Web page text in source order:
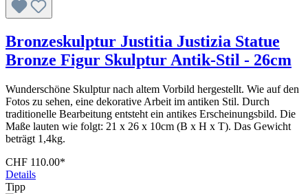
Bronzeskulptur Justitia Justizia Statue
Bronze Figur Skulptur Antik-Stil - 26cm
Wunderschöne Skulptur nach altem Vorbild hergestellt. Wie auf den
Fotos zu sehen, eine dekorative Arbeit im antiken Stil. Durch
traditionelle Bearbeitung entsteht ein antikes Erscheinungsbild. Die
Maße lauten wie folgt: 21 x 26 x 10cm (B x H x T). Das Gewicht
beträgt 1,4kg.
CHF 110.00*
Details
Tipp